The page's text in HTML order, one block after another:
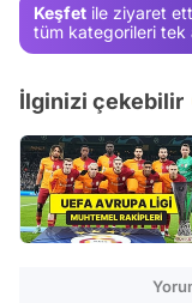
Keşfet ile ziyaret
tüm kategorileri tek
İlginizi çekebilir